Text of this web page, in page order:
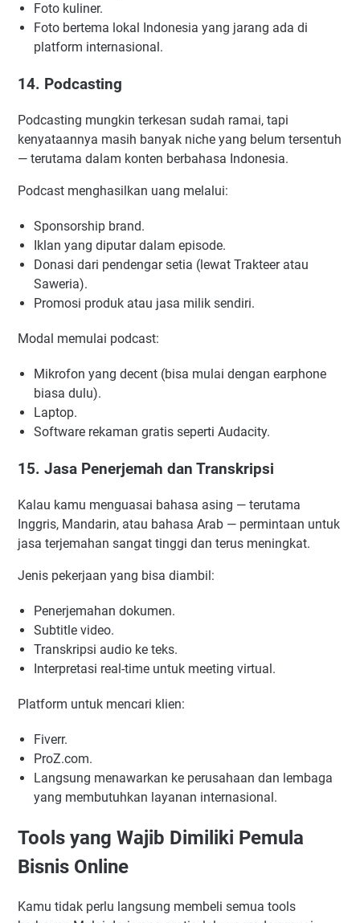
Foto kuliner.
Foto bertema lokal Indonesia yang jarang ada di
platform internasional.
14. Podcasting
Podcasting mungkin terkesan sudah ramai, tapi
kenyataannya masih banyak niche yang belum tersentuh
— terutama dalam konten berbahasa Indonesia.
Podcast menghasilkan uang melalui:
Sponsorship brand.
Iklan yang diputar dalam episode.
Donasi dari pendengar setia (lewat Trakteer atau
Saweria).
Promosi produk atau jasa milik sendiri.
Modal memulai podcast:
Mikrofon yang decent (bisa mulai dengan earphone
biasa dulu).
Laptop.
Software rekaman gratis seperti Audacity.
15. Jasa Penerjemah dan Transkripsi
Kalau kamu menguasai bahasa asing — terutama
Inggris, Mandarin, atau bahasa Arab — permintaan untuk
jasa terjemahan sangat tinggi dan terus meningkat.
Jenis pekerjaan yang bisa diambil:
Penerjemahan dokumen.
Subtitle video.
Transkripsi audio ke teks.
Interpretasi real-time untuk meeting virtual.
Platform untuk mencari klien:
Fiverr.
ProZ.com.
Langsung menawarkan ke perusahaan dan lembaga
yang membutuhkan layanan internasional.
Tools yang Wajib Dimiliki Pemula
Bisnis Online
Kamu tidak perlu langsung membeli semua tools